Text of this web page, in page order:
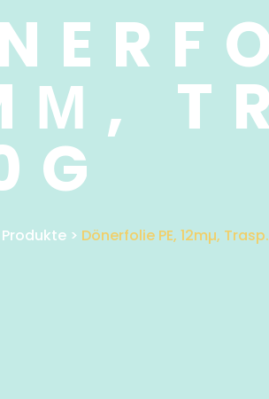
Produkte > Dönerfolie PE, 12mµ,